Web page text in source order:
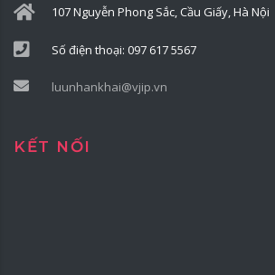
107 Nguyễn Phong Sắc, Cầu Giấy, Hà Nội
Số điện thoại: 097 617 5567
luunhankhai@vjip.vn
KẾT NỐI